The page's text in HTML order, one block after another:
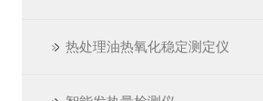
热处理油热氧化稳定测定仪